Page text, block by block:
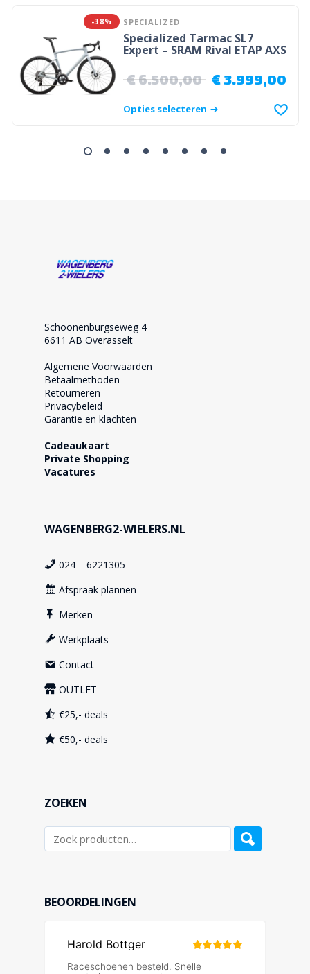
-38% SPECIALIZED
Specialized Tarmac SL7
Expert – SRAM Rival ETAP AXS
€6.500,00 €3.999,00
Opties selecteren
Schoonenburgseweg 4
6611 AB Overasselt
Algemene Voorwaarden
Betaalmethoden
Retourneren
Privacybeleid
Garantie en klachten
Cadeaukaart
Private Shopping
Vacatures
WAGENBERG2-WIELERS.NL
024 – 6221305
Afspraak plannen
Merken
Werkplaats
Contact
OUTLET
€25,- deals
€50,- deals
ZOEKEN
BEOORDELINGEN